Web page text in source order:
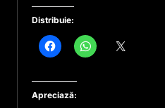
Distribuie:
Apreciază: